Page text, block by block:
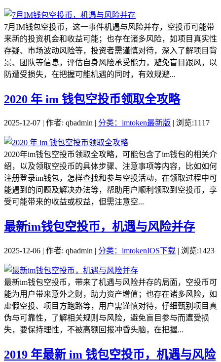
7月IM钱包空投币，这一事件机遇与风险并存，空投币可能带
来新的投资机会和收益可能；也存在诸多风险，如项目真实性
存疑、市场波动风险等，投资者需谨慎对待，深入了解项目背
景、团队等信息，评估自身风险承受能力，避免盲目跟风，以
防遭受损失，在把握可能机遇的同时，有效规避...
2020 年 im 钱包空投币领取全攻略
2025-12-07 | 作者: qbadmin | 分类：imtoken最新版 | 浏览:1117
2020年im钱包空投币领取全攻略，可能包含了im钱包的相关介
绍，以及领取空投币的具体步骤、注意事项等内容，比如如何
注册登录im钱包，怎样查找和参与空投活动，在领取过程中可
能遇到的问题及解决办法等，帮助用户顺利领取到空投币，享
受可能带来的收益或权益，但需注意空...
最新im钱包空投币，机遇与风险并存
2025-12-06 | 作者: qbadmin | 分类：imtokenIOS下载 | 浏览:1423
最新im钱包空投币，带来了机遇与风险并存的局面，空投币可
能为用户带来意外之财，助力资产增值；也存在诸多风险，如
虚假空投、项目方跑路等，用户需谨慎对待，仔细甄别项目真
伪与可靠性，了解相关规则与风险，避免盲目参与而遭受损
失，要保持理性，不被高额回报冲昏头脑，在把握...
2019 年最新 im 钱包空投币，机遇与风险